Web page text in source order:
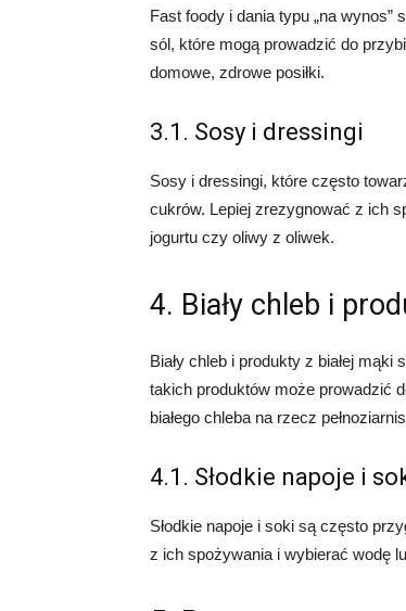
Fast foody i dania typu „na
sól, które mogą prowadzić do
domowe, zdrowe posiłki.
3.1. Sosy i dressingi
Sosy i dressingi, które często
cukrów. Lepiej zrezygnować z ich
jogurtu czy oliwy z oliwek.
4. Biały chleb i
Biały chleb i produkty z białej
takich produktów może prowadzić
białego chleba na rzecz
4.1. Słodkie napoje i
Słodkie napoje i soki są często
z ich spożywania i wybierać wodę